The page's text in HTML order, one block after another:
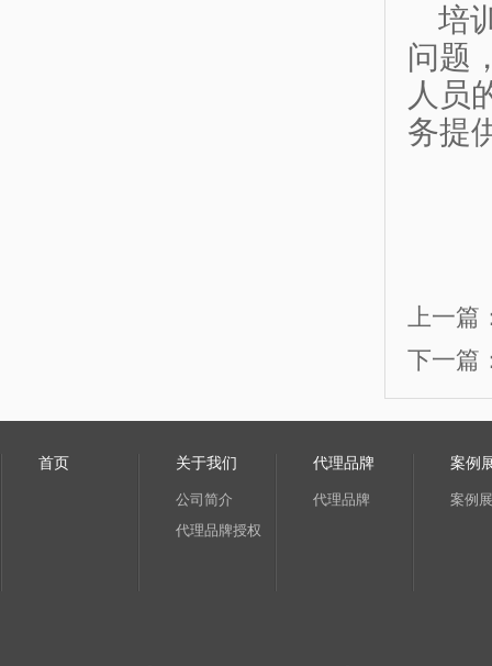
培
问题
人员
务提
上一篇
下一篇
首页 关于我们
公司简介
代理品牌授权
代理品牌
代理品牌
案例
案例